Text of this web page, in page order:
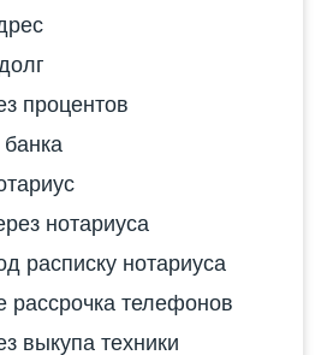
процентов
нотариуса
расписку нотариуса
рассрочка телефонов
выкупа техники